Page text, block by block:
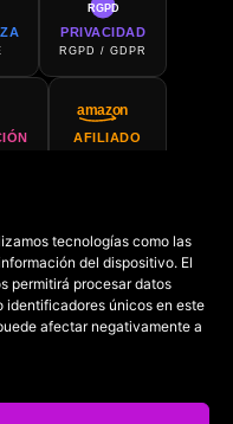
tecnologías como las
del dispositivo. El
permitirá procesar datos
identificadores únicos en este
afectar negativamente a
RGPD
PRIVACIDAD
RGPD / GDPR
amazon
AFILIADO
COMPRA EN
AMAZON